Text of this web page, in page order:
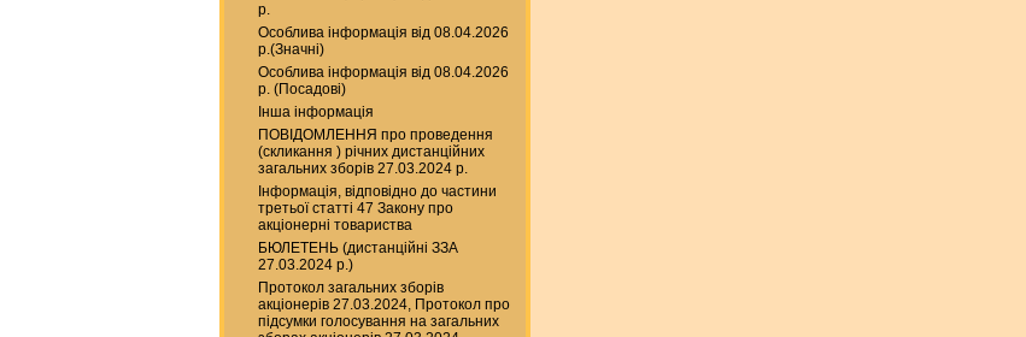
р.
Особлива інформація від 08.04.2026
р.(Значні)
Особлива інформація від 08.04.2026
р. (Посадові)
Інша інформація
ПОВІДОМЛЕННЯ про проведення
(скликання ) річних дистанційних
загальних зборів 27.03.2024 р.
Інформація, відповідно до частини
третьої статті 47 Закону про
акціонерні товариства
БЮЛЕТЕНЬ (дистанційні ЗЗА
27.03.2024 р.)
Протокол загальних зборів
акціонерів 27.03.2024, Протокол про
підсумки голосування на загальних